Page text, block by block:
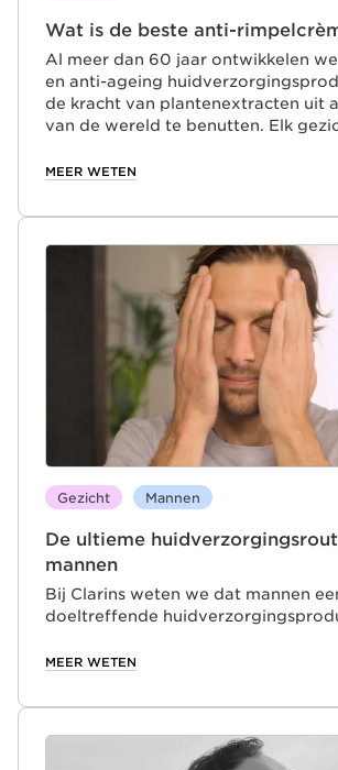
Wat is de beste anti-
Al meer dan 60 jaar ontwikkelen
en anti-ageing
de kracht van plantenextracten uit
van de wereld te benutten. Elk
hun leven tegenkomen. Anti-ageing
boordevol plantaardige extracten.
MEER WETEN
Gezicht Mannen
De ultieme
mannen
Bij Clarins weten we dat mannen
doeltreffende
Daarom is onze ClarinsMen
bewezen zijn de mannenhuid in
MEER WETEN